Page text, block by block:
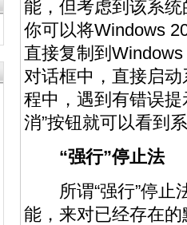
能，但考虑到该系
你可以将Windows
直接复制到
对话框中，直接启
程中，遇到有错误
消”按钮就可以看到
“强行”停止法
所谓“强行”停止
能，来对已经存在的